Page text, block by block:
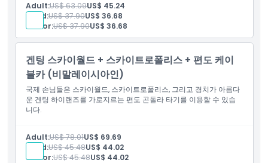
Adult:US$ 63.09US$ 45.24
Child:US$ 37.90US$ 36.68
Senior:US$ 37.90US$ 36.68
겐팅 스카이월드 + 스카이트로폴리스 + 편도 케이
블카 (비말레이시아인)
국제 손님들은 스카이월드, 스카이트로폴리스, 그리고 경치가 아름다
운 겐팅 하이랜즈를 가로지르는 편도 곤돌라 타기를 이용할 수 있습
니다.
Adult:US$ 78.01US$ 69.69
Child:US$ 45.48US$ 44.02
Senior:US$ 45.48US$ 44.02